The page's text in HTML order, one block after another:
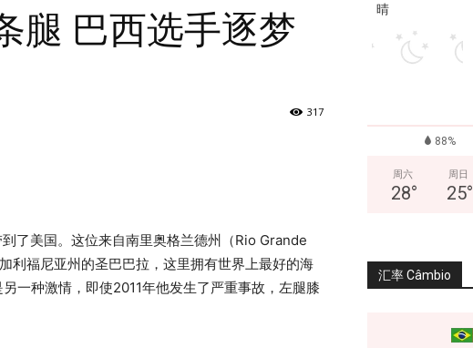
腿 巴西选手逐梦
317
了美国。这位来自南里奥格兰德州（Rio Grande
利福尼亚州的圣巴巴拉，这里拥有世界上最好的海
一种激情，即使2011年他发生了严重事故，左腿膝
晴
88%
周六
28°
周日
25°
汇率 Câmbio